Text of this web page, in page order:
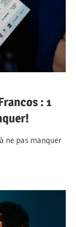
: 1
ne pas manquer